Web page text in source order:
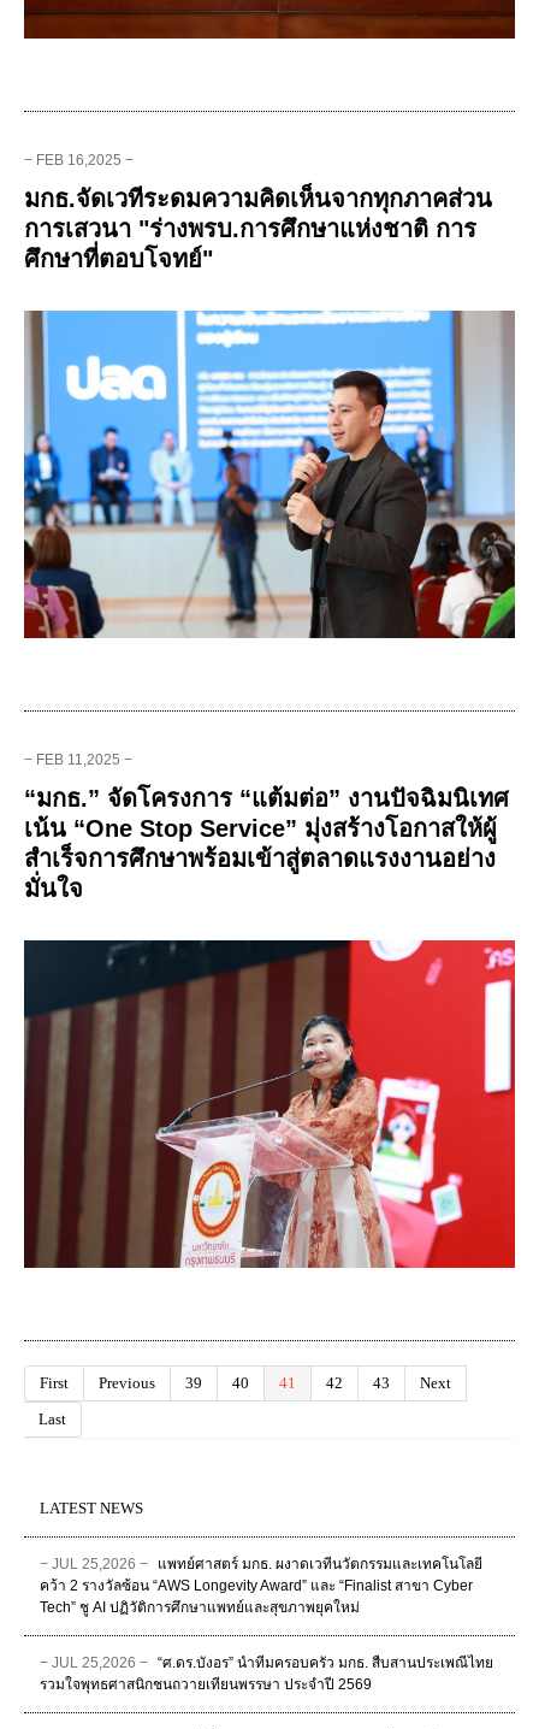
− FEB 16,2025 −
มกธ.จัดเวทีระดมความคิดเห็นจากทุกภาคส่วน
การเสวนา "ร่างพรบ.การศึกษาแห่งชาติ การ
ศึกษาที่ตอบโจทย์"
− FEB 11,2025 −
“มกธ.” จัดโครงการ “แต้มต่อ” งานปัจฉิมนิเทศ
เน้น “One Stop Service” มุ่งสร้างโอกาสให้ผู้
สำเร็จการศึกษาพร้อมเข้าสู่ตลาดแรงงานอย่าง
มั่นใจ
First Previous 39 40 41 42 43
Next
Last
LATEST NEWS
− JUL 25,2026 −
แพทย์ศาสตร์ มกธ. ผงาดเวทีนวัตกรรมและเทคโนโลยี
คว้า 2 รางวัลซ้อน “AWS Longevity Award” และ “Finalist สาขา Cyber
Tech” ชู AI ปฏิวัติการศึกษาแพทย์และสุขภาพยุคใหม่
− JUL 25,2026 − “ศ.ดร.บังอร” นำทีมครอบครัว มกธ. สืบสานประเพณีไทย
รวมใจพุทธศาสนิกชนถวายเทียนพรรษา ประจำปี 2569